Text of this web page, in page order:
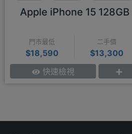
Apple iPhone 15 128GB
門市最低
$18,590
二手價
$13,300
快速檢視